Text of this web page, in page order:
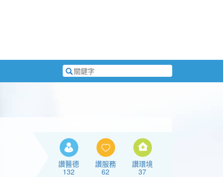
搜
尋
讚醫德
132
讚服務
62
讚環境
37